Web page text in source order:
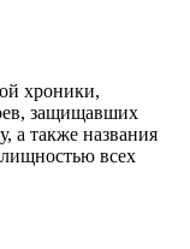
хроники,
защищавших
а также названия
всех